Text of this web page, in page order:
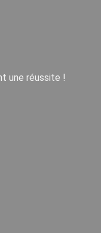
une réussite !